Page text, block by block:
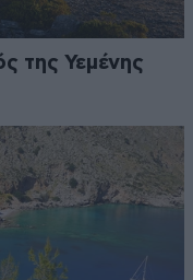
της Υεμένης